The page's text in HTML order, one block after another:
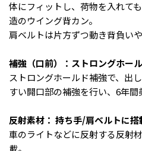
体にフィットし、荷物を入れて
造のウイング背カン。
肩ベルトは片方ずつ動き背負い
補強（口前）：ストロングホー
ストロングホールド補強で、出
すい開口部の補強を行い、6年間
反射素材： 持ち手/肩ベルトに搭
車のライトなどに反射する反射
載。